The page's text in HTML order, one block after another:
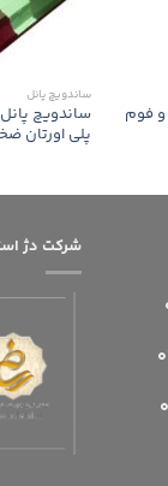
و فوم
ساندویچ پانل
ساندویچ
پلی اورتان
شرکت دژ